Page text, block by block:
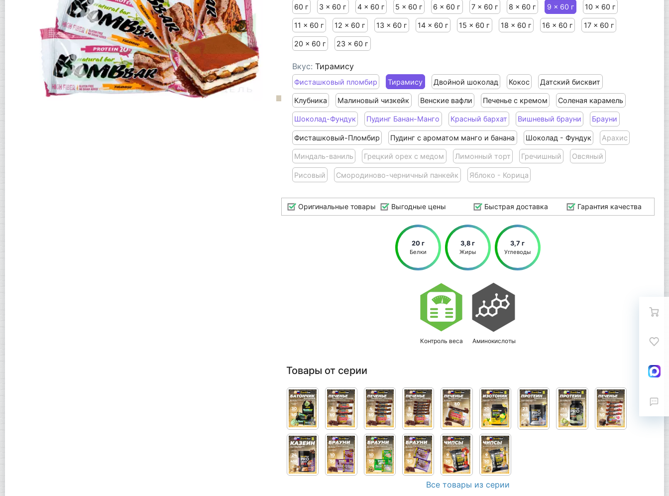
60 г 3 x 60 г 4 x 60 г 5 x 60 г 6 x 60 г 7 x 60 г 8 x 60 г 9 x 60 г 10 x 60 г
11 x 60 г 12 x 60 г 13 x 60 г 14 x 60 г 15 x 60 г 18 x 60 г 16 x 60 г 17 x 60 г
20 x 60 г 23 x 60 г
Вкус: Тирамису
Фисташковый пломбир Тирамису Двойной шоколад Кокос Датский бисквит
Клубника Малиновый чизкейк Венские вафли Печенье с кремом Соленая карамель
Шоколад-Фундук Пудинг Банан-Манго Красный бархат Вишневый брауни Брауни
Фисташковый-Пломбир Пудинг с ароматом манго и банана Шоколад - Фундук Арахис
Миндаль-ваниль Грецкий орех с медом Лимонный торт Гречишный Овсяный
Рисовый Смородиново-черничный панкейк Яблоко - Корица
Оригинальные товары Выгодные цены Быстрая доставка Гарантия качества
20 г
Белки
3,8 г
Жиры
3,7 г
Углеводы
Контроль веса Аминокислоты
Товары от серии
Все товары из серии